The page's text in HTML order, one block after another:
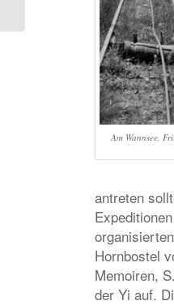
Am Wannsee,
antreten
Hornbostel
Memoiren,
der Yi auf.
Kunstgewerbemu...